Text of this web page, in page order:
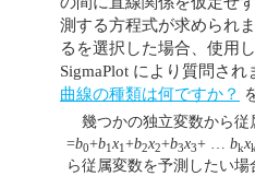
測する方程式が求められ
るを選択した場合、使用
SigmaPlot により質問され
曲線の種類は何ですか？
幾つかの独立変数から
=b0+b1x1+b2x2+b3x3+ … bkxk
ら従属変数を予測したい